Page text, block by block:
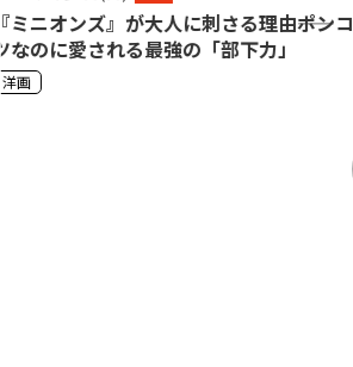
『トップガン』が今なお色あせない理由――ト
ム・クルーズが体現する「王道は照れな
い」映画の美学【小堺一機】
洋画